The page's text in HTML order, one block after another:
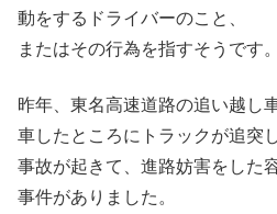
動をするドライバーのこと、
またはその行為を指すそうです。
昨年、東名高速道路の追い越し
車したところにトラックが追突
事故が起きて、進路妨害をした
事件がありました。